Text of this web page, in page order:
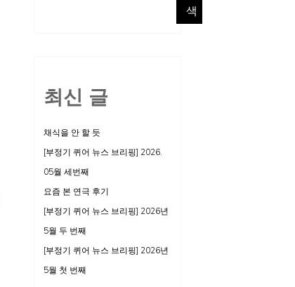
색
최신 글
채식을 안 할 듯
[부정기 퀴어 뉴스 브리핑] 2026.
05월 세번째
요즘 본 연극 후기
[부정기 퀴어 뉴스 브리핑] 2026년
5월 두 번째
[부정기 퀴어 뉴스 브리핑] 2026년
5월 첫 번째